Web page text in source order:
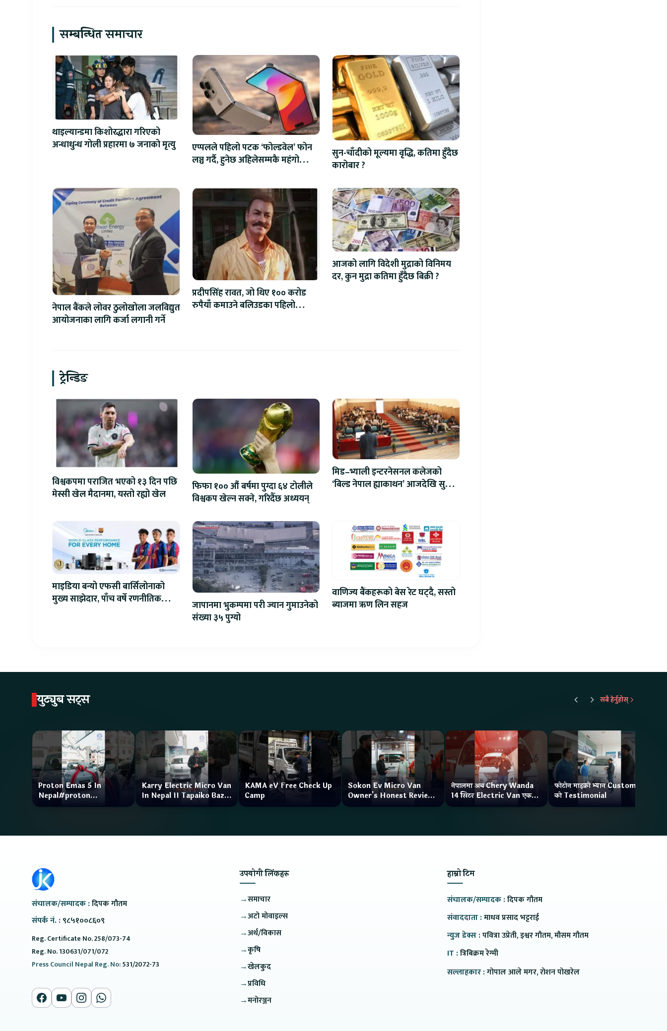
सम्बन्धित समाचार
थाइल्यान्डमा किशोरद्धारा गरिएको
अन्धाधुन्ध गोली प्रहारमा ७ जनाको मृत्यु
एप्पलले पहिलो पटक ‘फोल्डवेल’ फोन
लञ्च गर्दै, हुनेछ अहिलेसम्मकै महंगो
सुन-चाँदीको मूल्यमा वृद्धि, कतिमा हुँदैछ
कारोबार ?
नेपाल बैंकले लोवर ठुलोखोला जलविद्युत
आयोजनाका लागि कर्जा लगानी गर्ने
प्रदीपसिंह रावत, जो थिए १०० करोड
रुपैयाँ कमाउने बलिउडका पहिलो
आजको लागि विदेशी मुद्राको विनिमय
दर, कुन मुद्रा कतिमा हुँदैछ बिक्री ?
ट्रेन्डिङ
विश्वकपमा पराजित भएको १३ दिन पछि
मेस्सी खेल मैदानमा, यस्तो रह्यो खेल
फिफा १०० औं बर्षमा पुग्दा ६४ टोलीले
विश्वकप खेल्न सक्ने, गरिदैँछ अध्ययन्
मिड–भ्याली इन्टरनेसनल कलेजको
‘बिल्ड नेपाल ह्याकाथन’ आजदेखि सुरु,
माइडिया बन्यो एफसी बार्सिलोनाको
मुख्य साझेदार, पाँच वर्षे रणनीतिक
जापानमा भुकम्पमा परी ज्यान गुमाउनेको
संख्या ३५ पुग्यो
वाणिज्य बैंकहरूको बेस रेट घट्दै, सस्तो
ब्याजमा ऋण लिन सहज
युट्युब सट्स सबै हेर्नुहोस्
Proton Emas 5 In
Nepal#proton
#protonemas5#protonnepal#evcarnepal
Karry Electric Micro Van
In Nepal II Tapaiko Bazar
II Jankari Kendra
KAMA eV Free Check Up
Camp
Sokon Ev Micro Van
Owner's Honest Review
How is the service?
नेपालमा अब Chery Wanda
14 सिटर Electric Van एक
Charge मा दिन्छ 300KM
फोटोन माइक्रो भ्यान Customer
को Testimonial
संचालक/सम्पादक :दिपक गौतम
संपर्क नं. :९८५१००८६०९
Reg. Certificate No. 258/073-74
Reg. No. 130631/071/072
Press Council Nepal Reg. No:531/2072-73
उपयोगी लिंकहरु
→समाचार
→अटो मोवाइल्स
→अर्थ/विकास
→कृषि
→खेलकुद
→प्रविधि
→मनोरञ्जन
हाम्रो टिम
संचालक/सम्पादक :दिपक गौतम
संवाददाता :माधव प्रसाद भट्टराई
न्युज डेक्स :पवित्रा उप्रेती, इश्वर गौतम, मौसम गौतम
IT :त्रिबिक्रम रेग्मी
सल्लाहकार :गोपाल आले मगर, रोशन पोखरेल